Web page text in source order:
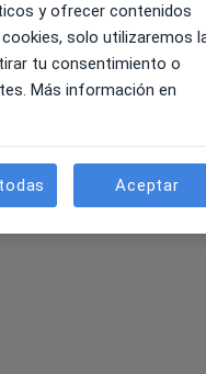
y ofrecer contenidos
solo utilizaremos
tu consentimiento o
Más información en
Aceptar